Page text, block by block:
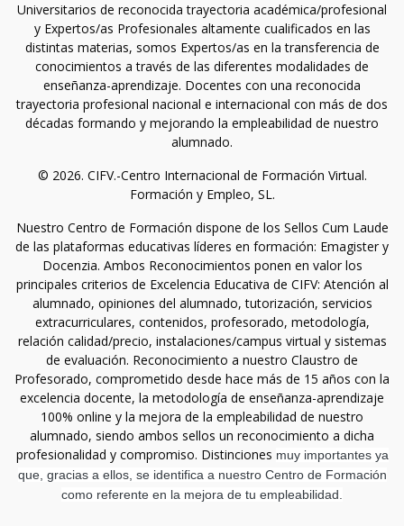
Universitarios de reconocida trayectoria académica/profesional
y Expertos/as Profesionales altamente cualificados en las
distintas materias, somos Expertos/as en la transferencia de
conocimientos a través de las diferentes modalidades de
enseñanza-aprendizaje. Docentes con una reconocida
trayectoria profesional nacional e internacional con más de dos
décadas formando y mejorando la empleabilidad de nuestro
alumnado.
© 2026. CIFV.-Centro Internacional de Formación Virtual.
Formación y Empleo, SL.
Nuestro Centro de Formación dispone de los Sellos Cum Laude
de las plataformas educativas líderes en formación: Emagister y
Docenzia. Ambos Reconocimientos ponen en valor los
principales criterios de Excelencia Educativa de CIFV: Atención al
alumnado, opiniones del alumnado, tutorización, servicios
extracurriculares, contenidos, profesorado, metodología,
relación calidad/precio, instalaciones/campus virtual y sistemas
de evaluación. Reconocimiento a nuestro Claustro de
Profesorado, comprometido desde hace más de 15 años con la
excelencia docente, la metodología de enseñanza-aprendizaje
100% online y la mejora de la empleabilidad de nuestro
alumnado, siendo ambos sellos un reconocimiento a dicha
profesionalidad y compromiso. Distinciones muy importantes ya
que, gracias a ellos, se identifica a nuestro Centro de Formación
como referente en la mejora de tu empleabilidad.